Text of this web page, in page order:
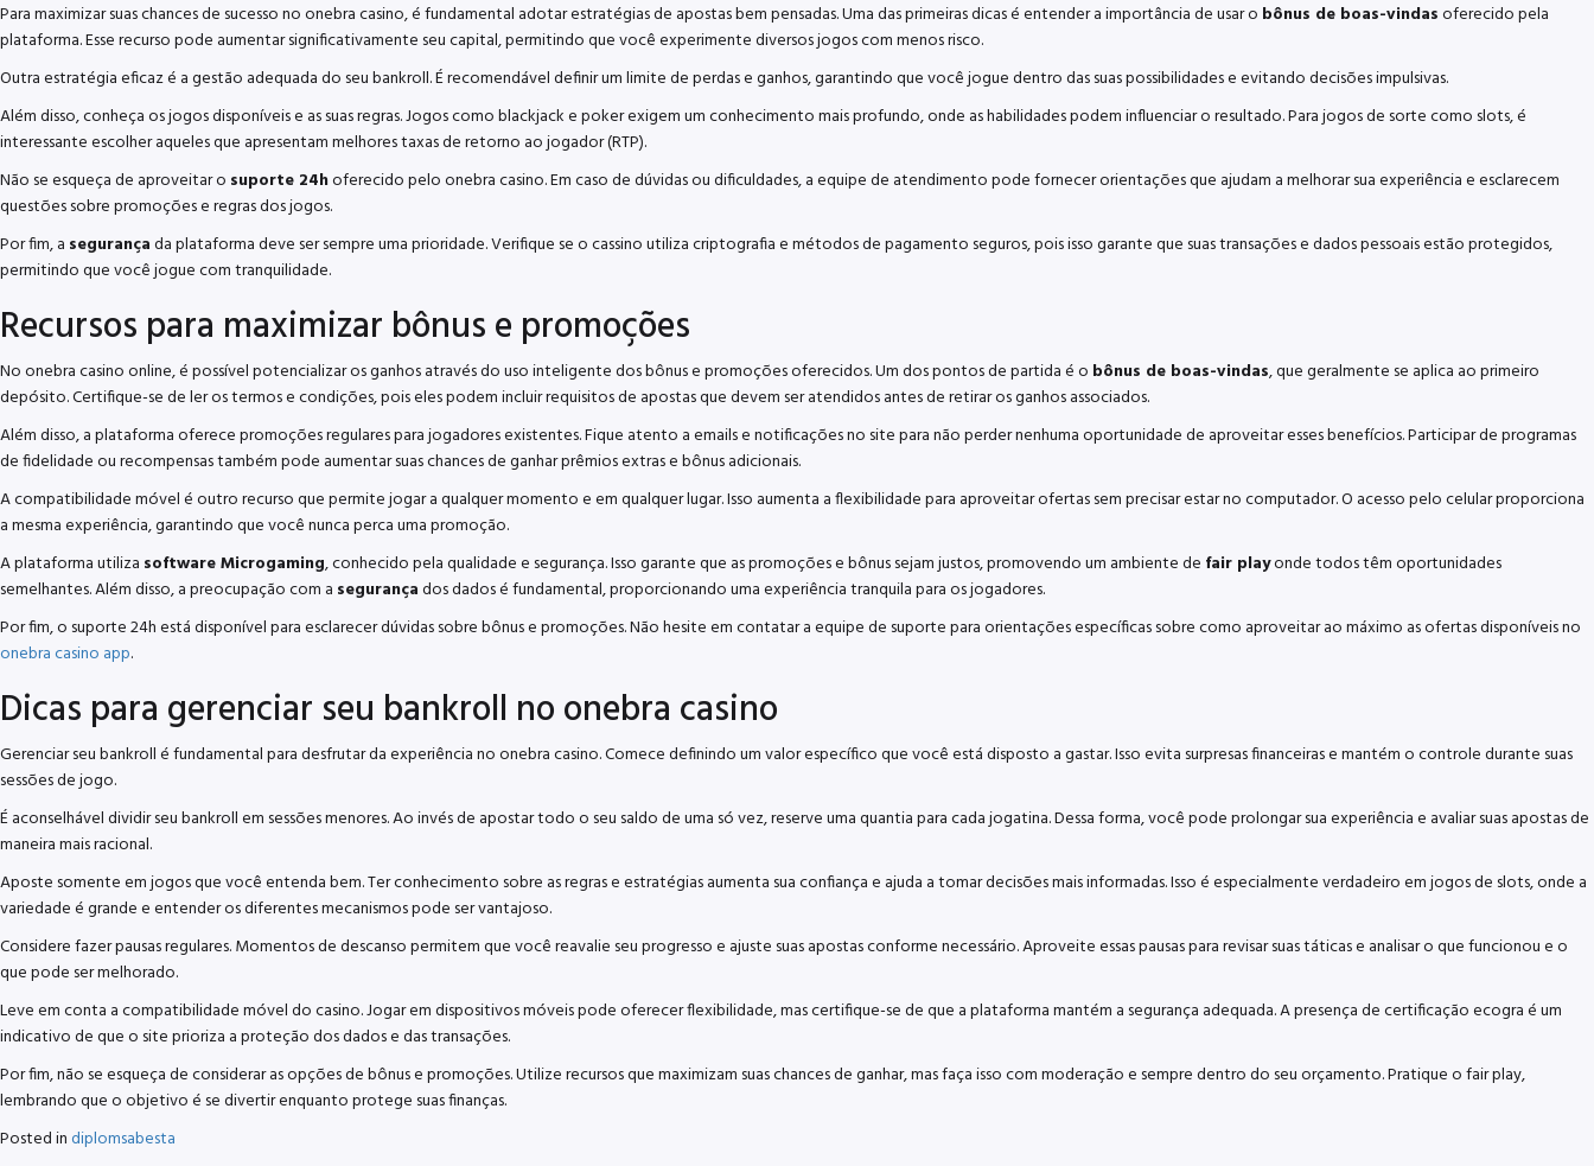
Para maximizar suas chances de sucesso no onebra casino, é fundamental adotar estratégias de apostas bem pensadas. Uma das primeiras dicas é entender a importância de usar o bônus de boas-vindasoferecido pela
plataforma. Esse recurso pode aumentar significativamente seu capital, permitindo que você experimente diversos jogos com menos risco.
Outra estratégia eficaz é a gestão adequada do seu bankroll. É recomendável definir um limite de perdas e ganhos, garantindo que você jogue dentro das suas possibilidades e evitando decisões impulsivas.
Além disso, conheça os jogos disponíveis e as suas regras. Jogos como blackjack e poker exigem um conhecimento mais profundo, onde as habilidades podem influenciar o resultado. Para jogos de sorte como slots, é
interessante escolher aqueles que apresentam melhores taxas de retorno ao jogador (RTP).
Não se esqueça de aproveitar o suporte 24hoferecido pelo onebra casino. Em caso de dúvidas ou dificuldades, a equipe de atendimento pode fornecer orientações que ajudam a melhorar sua experiência e esclarecem
questões sobre promoções e regras dos jogos.
Por fim, a segurançada plataforma deve ser sempre uma prioridade. Verifique se o cassino utiliza criptografia e métodos de pagamento seguros, pois isso garante que suas transações e dados pessoais estão protegidos,
permitindo que você jogue com tranquilidade.
Recursos para maximizar bônus e promoções
No onebra casino online, é possível potencializar os ganhos através do uso inteligente dos bônus e promoções oferecidos. Um dos pontos de partida é o bônus de boas-vindas, que geralmente se aplica ao primeiro
depósito. Certifique-se de ler os termos e condições, pois eles podem incluir requisitos de apostas que devem ser atendidos antes de retirar os ganhos associados.
Além disso, a plataforma oferece promoções regulares para jogadores existentes. Fique atento a emails e notificações no site para não perder nenhuma oportunidade de aproveitar esses benefícios. Participar de programas
de fidelidade ou recompensas também pode aumentar suas chances de ganhar prêmios extras e bônus adicionais.
A compatibilidade móvel é outro recurso que permite jogar a qualquer momento e em qualquer lugar. Isso aumenta a flexibilidade para aproveitar ofertas sem precisar estar no computador. O acesso pelo celular proporciona
a mesma experiência, garantindo que você nunca perca uma promoção.
A plataforma utiliza software Microgaming, conhecido pela qualidade e segurança. Isso garante que as promoções e bônus sejam justos, promovendo um ambiente de fair playonde todos têm oportunidades
semelhantes. Além disso, a preocupação com a segurançados dados é fundamental, proporcionando uma experiência tranquila para os jogadores.
Por fim, o suporte 24h está disponível para esclarecer dúvidas sobre bônus e promoções. Não hesite em contatar a equipe de suporte para orientações específicas sobre como aproveitar ao máximo as ofertas disponíveis no
onebra casino app.
Dicas para gerenciar seu bankroll no onebra casino
Gerenciar seu bankroll é fundamental para desfrutar da experiência no onebra casino. Comece definindo um valor específico que você está disposto a gastar. Isso evita surpresas financeiras e mantém o controle durante suas
sessões de jogo.
É aconselhável dividir seu bankroll em sessões menores. Ao invés de apostar todo o seu saldo de uma só vez, reserve uma quantia para cada jogatina. Dessa forma, você pode prolongar sua experiência e avaliar suas apostas de
maneira mais racional.
Aposte somente em jogos que você entenda bem. Ter conhecimento sobre as regras e estratégias aumenta sua confiança e ajuda a tomar decisões mais informadas. Isso é especialmente verdadeiro em jogos de slots, onde a
variedade é grande e entender os diferentes mecanismos pode ser vantajoso.
Considere fazer pausas regulares. Momentos de descanso permitem que você reavalie seu progresso e ajuste suas apostas conforme necessário. Aproveite essas pausas para revisar suas táticas e analisar o que funcionou e o
que pode ser melhorado.
Leve em conta a compatibilidade móvel do casino. Jogar em dispositivos móveis pode oferecer flexibilidade, mas certifique-se de que a plataforma mantém a segurança adequada. A presença de certificação ecogra é um
indicativo de que o site prioriza a proteção dos dados e das transações.
Por fim, não se esqueça de considerar as opções de bônus e promoções. Utilize recursos que maximizam suas chances de ganhar, mas faça isso com moderação e sempre dentro do seu orçamento. Pratique o fair play,
lembrando que o objetivo é se divertir enquanto protege suas finanças.
Posted indiplomsabesta